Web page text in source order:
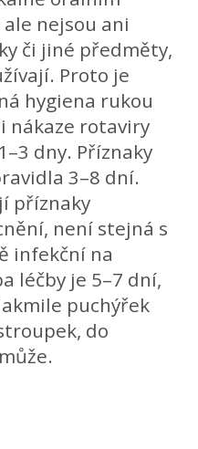
nejsou ani
či jiné předměty,
Proto je
hygiena rukou
nákaze rotaviry
dny. Příznaky
3–8 dní.
příznaky
není stejná s
infekční na
léčby je 5–7 dní,
puchýřek
do